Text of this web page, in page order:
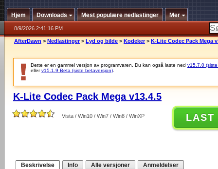
Hjem Downloads Mest populære nedlastinger Mer
8/9/2026 2:41:16 PM
AfterDawn > Nedlastinger > Lyd og bilde > Kodeker > K-Lite Codec Pack Mega
Dette er en gammel versjon av programvaren. Du kan også laste ned v15.7.0
ellerv15.1.9 Beta (siste betaversjon)
K-Lite Codec Pack Mega v13.4.5
Vista / Win10 / Win7 / Win8 / WinXP LAST
Beskrivelse Info Alle versjoner Anmeldelser